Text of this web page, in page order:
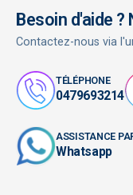
Besoin d'aide ?
Contactez-nous via
TÉLÉPHONE
0479693214
ASSISTANCE
Whatsapp